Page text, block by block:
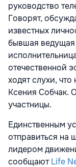
руководство
Говорят,
известных
бывшая
отечественной
ходят слухи,
Ксения Собчак.
участницы.
Единственным
отправиться на
лидером
сообщаютLife